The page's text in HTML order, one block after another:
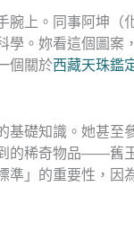
上。同事阿坤
。妳看這個圖
個關於西藏天珠鑑
礎知識。她甚
的稀奇物品——
」的重要性，